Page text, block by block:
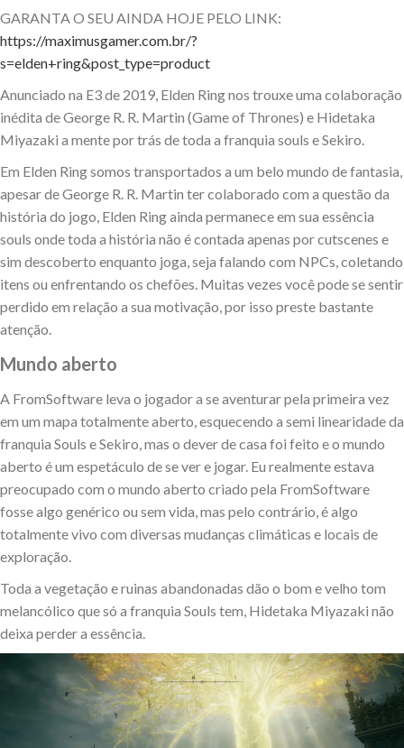
GARANTA O SEU AINDA HOJE PELO LINK:
https://maximusgamer.com.br/?
s=elden+ring&post_type=product
Anunciado na E3 de 2019, Elden Ring nos trouxe uma colaboração
inédita de George R. R. Martin (Game of Thrones) e Hidetaka
Miyazaki a mente por trás de toda a franquia souls e Sekiro.
Em Elden Ring somos transportados a um belo mundo de fantasia,
apesar de George R. R. Martin ter colaborado com a questão da
história do jogo, Elden Ring ainda permanece em sua essência
souls onde toda a história não é contada apenas por cutscenes e
sim descoberto enquanto joga, seja falando com NPCs, coletando
itens ou enfrentando os chefões. Muitas vezes você pode se sentir
perdido em relação a sua motivação, por isso preste bastante
atenção.
Mundo aberto
A FromSoftware leva o jogador a se aventurar pela primeira vez
em um mapa totalmente aberto, esquecendo a semi linearidade da
franquia Souls e Sekiro, mas o dever de casa foi feito e o mundo
aberto é um espetáculo de se ver e jogar. Eu realmente estava
preocupado com o mundo aberto criado pela FromSoftware
fosse algo genérico ou sem vida, mas pelo contrário, é algo
totalmente vivo com diversas mudanças climáticas e locais de
exploração.
Toda a vegetação e ruinas abandonadas dão o bom e velho tom
melancólico que só a franquia Souls tem, Hidetaka Miyazaki não
deixa perder a essência.